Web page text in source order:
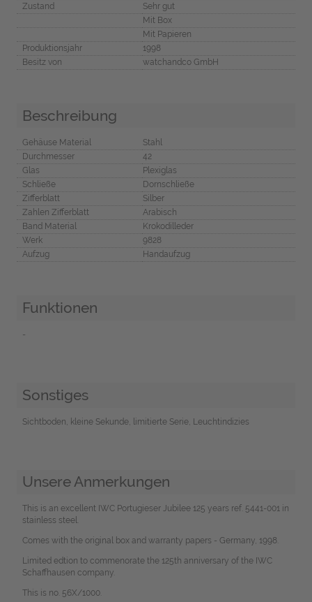
Zustand
Sehr gut
Mit Box
Mit Papieren
Produktionsjahr
1998
Besitz von
watchandco GmbH
Beschreibung
Gehäuse Material
Stahl
Durchmesser
42
Glas
Plexiglas
Schließe
Dornschließe
Zifferblatt
Silber
Zahlen Zifferblatt
Arabisch
Band Material
Krokodilleder
Werk
9828
Aufzug
Handaufzug
Funktionen
-
Sonstiges
Sichtboden, kleine Sekunde, limitierte Serie, Leuchtindizies
Unsere Anmerkungen
This is an excellent IWC Portugieser Jubilee 125 years ref. 5441-001 in
stainless steel.
Comes with the original box and warranty papers - Germany, 1998.
Limited edtion to commenorate the 125th anniversary of the IWC
Schaffhausen company.
This is no. 56X/1000.